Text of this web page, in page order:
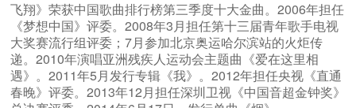
飞翔》荣获中国歌曲排行榜第三季度十大金曲。2006年担任
《梦想中国》评委。2008年3月担任第十三届青年歌手电视
大奖赛流行组评委；7月参加北京奥运哈尔滨站的火炬传
递。2010年演唱亚洲残疾人运动会主题曲《爱在这里相
遇》。2011年5月发行专辑《我》。2012年担任央视《直通
春晚》评委。2013年12月担任深圳卫视《中国音超金钟奖》